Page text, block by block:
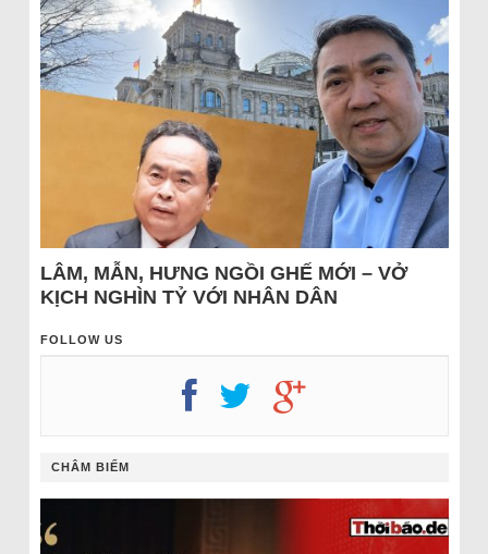
LÂM, MẪN, HƯNG NGỒI GHẾ MỚI – VỞ
KỊCH NGHÌN TỶ VỚI NHÂN DÂN
FOLLOW US
CHÂM BIẾM